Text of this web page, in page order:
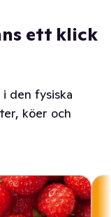
ett klick
den fysiska
köer och